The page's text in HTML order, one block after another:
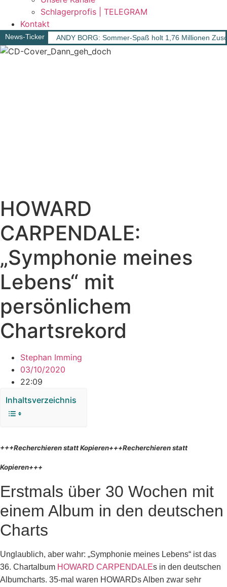
Schlagerprofis | TELEGRAM
Kontakt
News-Ticker ANDY BORG: Sommer-Spaß holt 1,76 Millionen
HOWARD
CARPENDALE:
„Symphonie meines
Lebens“ mit
persönlichem
Chartsrekord
Stephan Imming
03/10/2020
22:09
Inhaltsverzeichnis
+++Recherchieren statt Kopieren+++Recherchieren statt
Kopieren+++
Erstmals über 30 Wochen mit
einem Album in den deutschen
Charts
Unglaublich, aber wahr: „Symphonie meines Lebens“ ist das
36. Chartalbum HOWARD CARPENDALEs in den deutschen
Albumcharts. 35-mal waren HOWARDs Alben zwar sehr